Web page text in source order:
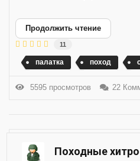
Продолжить чтение
11
палатка поход
5595 просмотров 22
Походные